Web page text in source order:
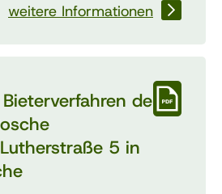
weitere Informationen
der
5 in